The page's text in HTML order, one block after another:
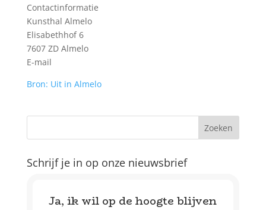
Contactinformatie
Kunsthal Almelo
Elisabethhof 6
7607 ZD Almelo
E-mail
Bron: Uit in Almelo
Schrijf je in op onze nieuwsbrief
Ja, ik wil op de hoogte blijven